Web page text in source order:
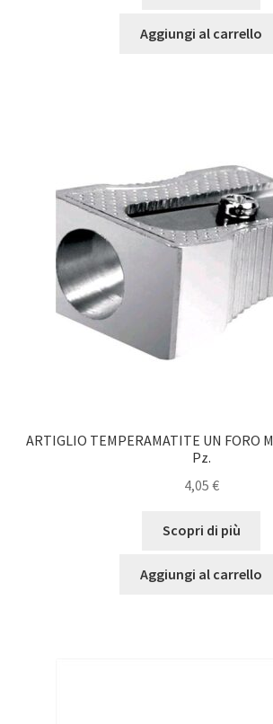
Aggiungi al carrello
ARTIGLIO TEMPERAMATITE UN FORO
Pz.
4,05 €
Scopri di più
Aggiungi al carrello